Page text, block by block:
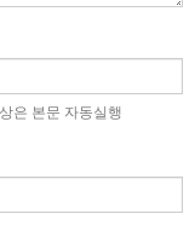
은 본문 자동실행